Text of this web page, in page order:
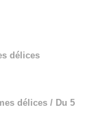
délices
délices / Du 5